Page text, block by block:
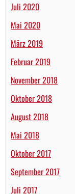
Juli 2020
Mai 2020
März 2019
Februar 2019
November 2018
Oktober 2018
August 2018
Mai 2018
Oktober 2017
September 2017
Juli 2017